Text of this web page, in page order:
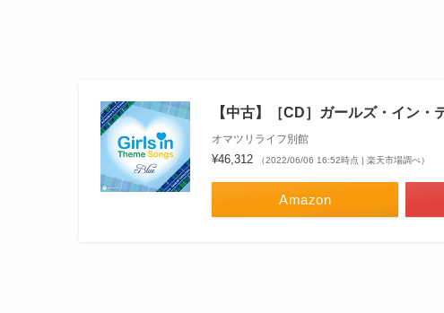
【中古】［CD］ガールズ・イン
オマツリライフ別館
¥46,312 （2022/06/06 16:52時点 | 楽天市場調べ）
Amazon